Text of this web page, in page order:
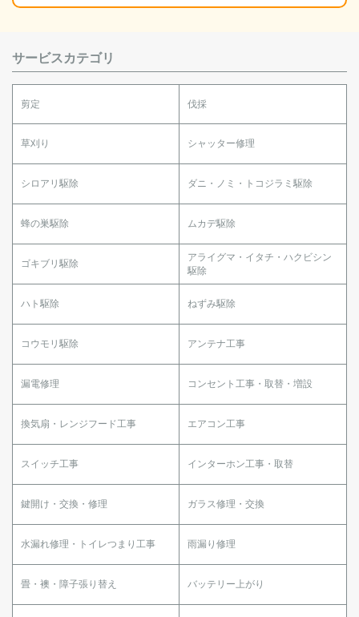
サービスカテゴリ
剪定 伐採
草刈り シャッター修理
シロアリ駆除 ダニ・ノミ・トコジラミ駆除
蜂の巣駆除 ムカデ駆除
ゴキブリ駆除
アライグマ・イタチ・ハクビシン
駆除
ハト駆除 ねずみ駆除
コウモリ駆除 アンテナ工事
漏電修理 コンセント工事・取替・増設
換気扇・レンジフード工事 エアコン工事
スイッチ工事 インターホン工事・取替
鍵開け・交換・修理 ガラス修理・交換
水漏れ修理・トイレつまり工事 雨漏り修理
畳・襖・障子張り替え バッテリー上がり